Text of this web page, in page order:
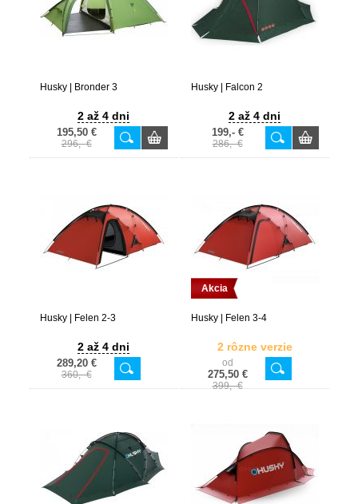
Husky | Bronder 3
2 až 4 dni
195,50 €
296,- €
Husky | Falcon 2
2 až 4 dni
199,- €
286,- €
Husky | Felen 2-3
2 až 4 dni
289,20 €
360,- €
Akcia
Husky | Felen 3-4
2 rôzne verzie
od
275,50 €
399,- €